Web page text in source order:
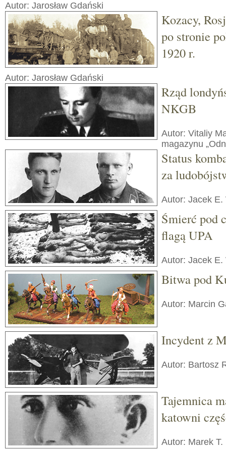
Autor: Jarosław Gdański
Kozacy,
po stronie
1920 r.
Autor: Jarosław Gdański
Rząd
NKGB
Autor: Vitaliy
magazynu
Status
za
Autor: Jacek E.
Śmierć pod
flagą UPA
Autor: Jacek E.
Bitwa pod
Autor: Marcin
Incydent z
Autor: Bartosz
Tajemnica
katowni
Autor: Marek